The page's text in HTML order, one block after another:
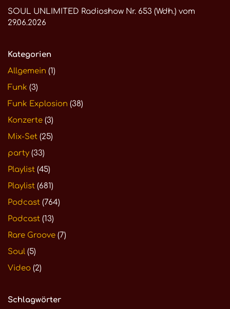
SOUL UNLIMITED Radioshow Nr. 653 (Wdh.) vom
29.06.2026
Kategorien
Allgemein (1)
Funk (3)
Funk Explosion (38)
Konzerte (3)
Mix-Set (25)
party (33)
Playlist (45)
Playlist (681)
Podcast (764)
Podcast (13)
Rare Groove (7)
Soul (5)
Video (2)
Schlagwörter